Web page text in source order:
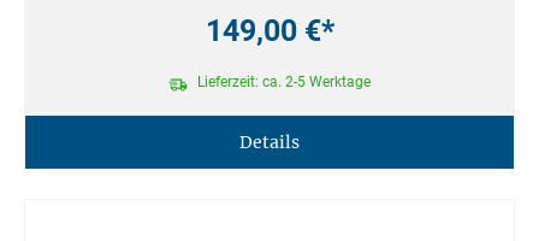
149,00 €*
Lieferzeit: ca. 2-5 Werktage
Details